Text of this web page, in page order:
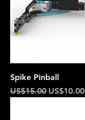
Spike Pinball
一般價格
US$15.00 促銷價格
US$10.00